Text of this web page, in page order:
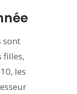
sont
filles,
les